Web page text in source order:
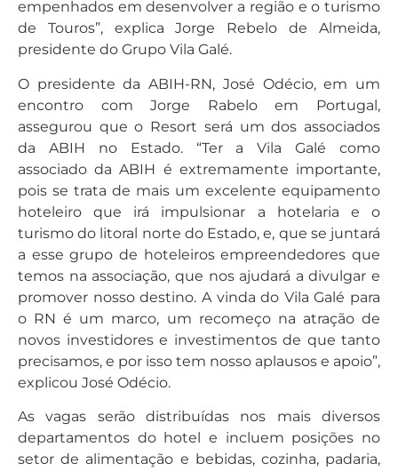
empenhados em desenvolver a região e o turismo
de Touros”, explica Jorge Rebelo de Almeida,
presidente do Grupo Vila Galé.
O presidente da ABIH-RN, José Odécio, em um
encontro com Jorge Rabelo em Portugal,
assegurou que o Resort será um dos associados
da ABIH no Estado. “Ter a Vila Galé como
associado da ABIH é extremamente importante,
pois se trata de mais um excelente equipamento
hoteleiro que irá impulsionar a hotelaria e o
turismo do litoral norte do Estado, e, que se juntará
a esse grupo de hoteleiros empreendedores que
temos na associação, que nos ajudará a divulgar e
promover nosso destino. A vinda do Vila Galé para
o RN é um marco, um recomeço na atração de
novos investidores e investimentos de que tanto
precisamos, e por isso tem nosso aplausos e apoio”,
explicou José Odécio.
As vagas serão distribuídas nos mais diversos
departamentos do hotel e incluem posições no
setor de alimentação e bebidas, cozinha, padaria,